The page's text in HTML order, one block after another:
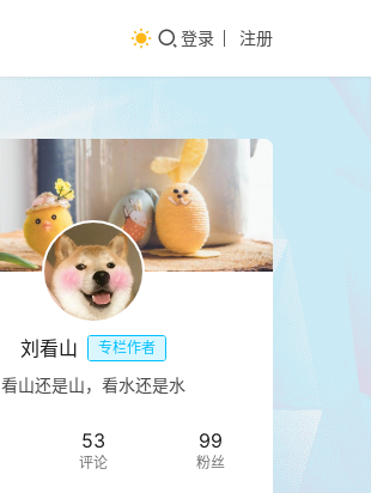
登录 注册
刘看山 专栏作者
看山还是山，看水还是水
53
评论
99
粉丝